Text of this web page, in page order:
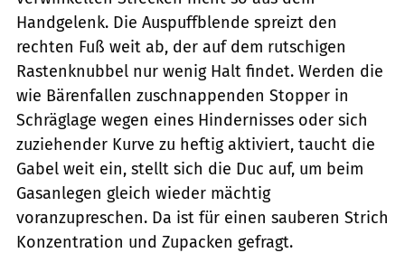
Handgelenk. Die Auspuffblende spreizt den
rechten Fuß weit ab, der auf dem rutschigen
Rastenknubbel nur wenig Halt findet. Werden die
wie Bärenfallen zuschnappenden Stopper in
Schräglage wegen eines Hindernisses oder sich
zuziehender Kurve zu heftig aktiviert, taucht die
Gabel weit ein, stellt sich die Duc auf, um beim
Gasanlegen gleich wieder mächtig
voranzupreschen. Da ist für einen sauberen Strich
Konzentration und Zupacken gefragt.